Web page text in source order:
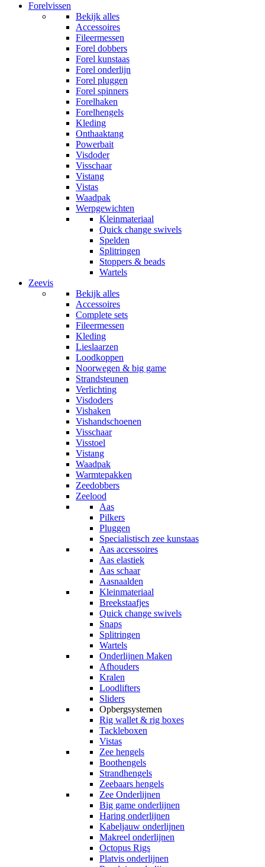
Forelvissen
Bekijk alles
Accessoires
Fileermessen
Forel dobbers
Forel kunstaas
Forel onderlijn
Forel pluggen
Forel spinners
Forelhaken
Forelhengels
Kleding
Onthaaktang
Powerbait
Visdoder
Visschaar
Vistang
Vistas
Waadpak
Werpgewichten
Kleinmateriaal
Quick change swivels
Spelden
Splitringen
Stoppers & beads
Wartels
Zeevis
Bekijk alles
Accessoires
Complete sets
Fileermessen
Kleding
Lieslaarzen
Loodkoppen
Noorwegen & big game
Strandsteunen
Verlichting
Visdoders
Vishaken
Vishandschoenen
Visschaar
Visstoel
Vistang
Waadpak
Warmtepakken
Zeedobbers
Zeelood
Aas
Pilkers
Pluggen
Specialistisch zee kunstaas
Aas accessoires
Aas elastiek
Aas schaar
Aasnaalden
Kleinmateriaal
Breekstaafjes
Quick change swivels
Snaps
Splitringen
Wartels
Onderlijnen Maken
Afhouders
Kralen
Loodlifters
Sliders
Opbergsystemen
Rig wallet & rig boxes
Tackleboxen
Vistas
Zee hengels
Boothengels
Strandhengels
Zeebaars hengels
Zee Onderlijnen
Big game onderlijnen
Haring onderlijnen
Kabeljauw onderlijnen
Makreel onderlijnen
Octopus Rigs
Platvis onderlijnen